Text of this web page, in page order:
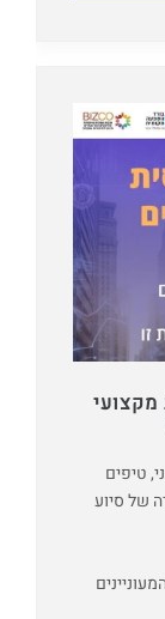
טיפים
של סיוע